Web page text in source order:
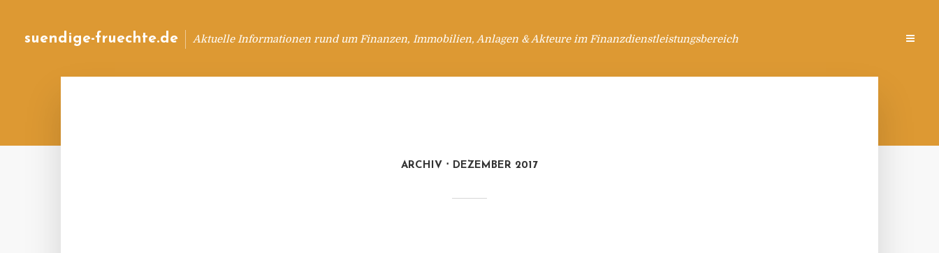
suendige-fruechte.de Aktuelle Informationen rund um Finanzen, Immobilien, Anlagen & Akteure im Finanzdienstleistungsbereich
ARCHIV DEZEMBER 2017